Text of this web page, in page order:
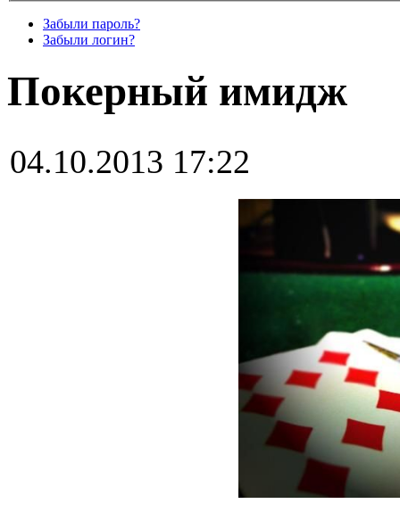
Забыли пароль?
Забыли логин?
Покерный имидж
04.10.2013 17:22